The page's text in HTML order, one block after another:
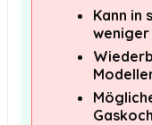
Kann in